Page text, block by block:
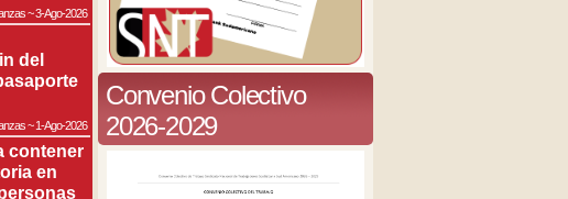
~3-Ago-2026
del
~1-Ago-2026
contener
en
Convenio Colectivo
2026-2029